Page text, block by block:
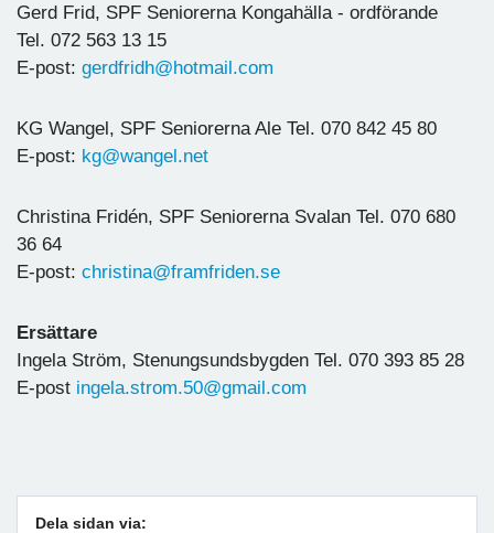
Gerd Frid, SPF Seniorerna Kongahälla - ordförande
Tel. 072 563 13 15
E-post: gerdfridh@hotmail.com
KG Wangel, SPF Seniorerna Ale Tel. 070 842 45 80
E-post: kg@wangel.net
Christina Fridén, SPF Seniorerna Svalan Tel. 070 680
36 64
E-post: christina@framfriden.se
Ersättare
Ingela Ström, Stenungsundsbygden Tel. 070 393 85 28
E-post ingela.strom.50@gmail.com
Dela sidan via: